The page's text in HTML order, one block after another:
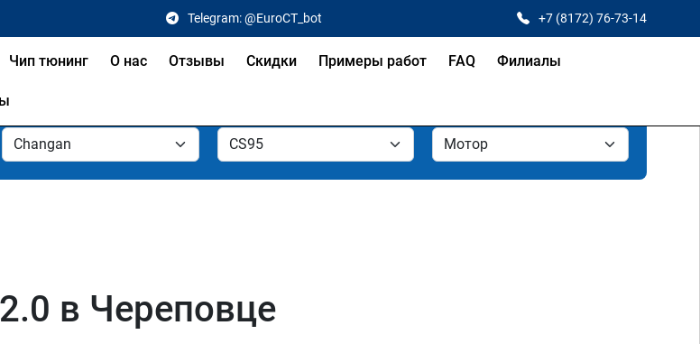
Telegram: @EuroCT_bot +7 (8172) 76-73-14
Чип тюнинг О нас Отзывы Скидки Примеры работ FAQ Филиалы
в Череповце